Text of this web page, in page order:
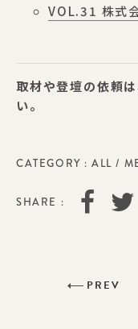
VOL.31 株式
取材や登壇の依頼は
い。
CATEGORY : ALL /
SHARE :
PREV